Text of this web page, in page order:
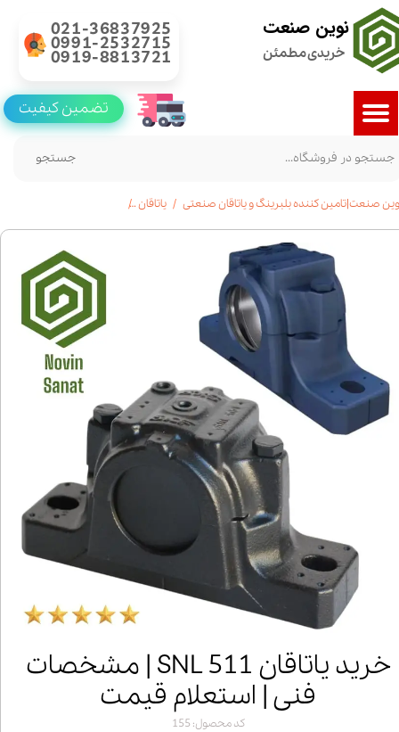
نوین صنعت
خریدی مطمئن
021-36837925
0991-2532715
0919-8813721
جستجو
تضمین کیفیت
صنعت|تامین کننده بلبرینگ و یاتاقان صنعتی یاتاقان
خرید یاتاقان SNL 511 | مشخصات
فنی | استعلام قیمت
کد محصول: 155